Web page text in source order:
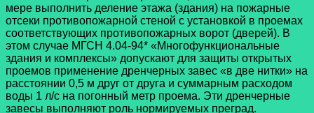
мере выполнить деление этажа (здания) на пожарные
отсеки противопожарной стеной с установкой в проемах
соответствующих противопожарных ворот (дверей). В
этом случае МГСН 4.04-94* «Многофункциональные
здания и комплексы» допускают для защиты открытых
проемов применение дренчерных завес «в две нитки» на
расстоянии 0,5 м друг от друга и суммарным расходом
воды 1 л/с на погонный метр проема. Эти дренчерные
завесы выполняют роль нормируемых преград.